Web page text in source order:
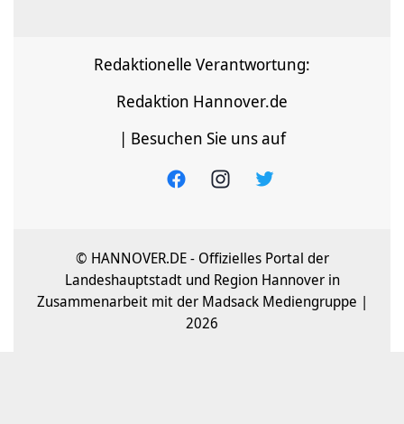
Redaktionelle Verantwortung:
Redaktion Hannover.de
| Besuchen Sie uns auf
© HANNOVER.DE - Offizielles Portal der
Landeshauptstadt und Region Hannover in
Zusammenarbeit mit der Madsack Mediengruppe |
2026